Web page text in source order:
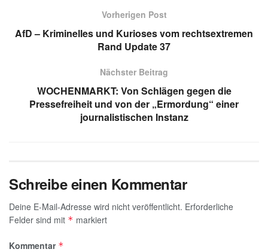
A a dI
e
b
o
o
k
g
Vorherigen Post
AfD – Kriminelles und Kurioses vom rechtsextremen
Rand Update 37
Nächster Beitrag
WOCHENMARKT: Von Schlägen gegen die
Pressefreiheit und von der „Ermordung“ einer
journalistischen Instanz
Schreibe einen Kommentar
Deine E-Mail-Adresse wird nicht veröffentlicht. Erforderliche
Felder sind mit * markiert
Kommentar *